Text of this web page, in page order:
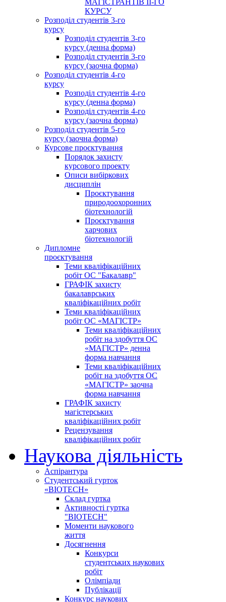
МАГІСТРАНТІВ ІІ-ГО
КУРСУ
Розподіл студентів 3-го
курсу
Розподіл студентів 3-го
курсу (денна форма)
Розподіл студентів 3-го
курсу (заочна форма)
Розподіл студентів 4-го
курсу
Розподіл студентів 4-го
курсу (денна форма)
Розподіл студентів 4-го
курсу (заочна форма)
Розподіл студентів 5-го
курсу (заочна форма)
Курсове проєктування
Порядок захисту
курсового проекту
Описи вибіркових
дисциплін
Проєктування
природоохоронних
біотехнологій
Проєктування
харчових
біотехнологій
Дипломне
проєктування
Теми кваліфікаційних
робіт ОС "Бакалавр"
ГРАФІК захисту
бакалаврських
кваліфікаційних робіт
Теми кваліфікаційних
робіт ОС «МАГІСТР»
Теми кваліфікаційних
робіт на здобуття ОС
«МАГІСТР» денна
форма навчання
Теми кваліфікаційних
робіт на здобуття ОС
«МАГІСТР» заочна
форма навчання
ГРАФІК захисту
магістерських
кваліфікаційних робіт
Рецензування
кваліфікаційних робіт
Наукова діяльність
Аспірантура
Студентський гурток
«BIOTECH»
Склад гуртка
Активності гуртка
"BIOTECH"
Моменти наукового
життя
Досягнення
Конкурси
студентських наукових
робіт
Олімпіади
Публікації
Конкурс наукових